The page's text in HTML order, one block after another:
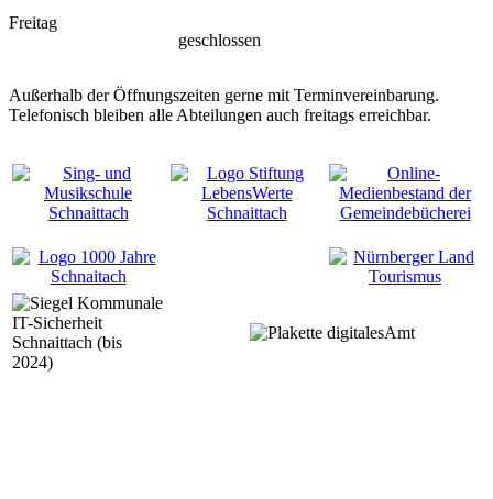
Freitag
geschlossen
Außerhalb der Öffnungszeiten gerne mit Terminvereinbarung.
Telefonisch bleiben alle Abteilungen auch freitags erreichbar.